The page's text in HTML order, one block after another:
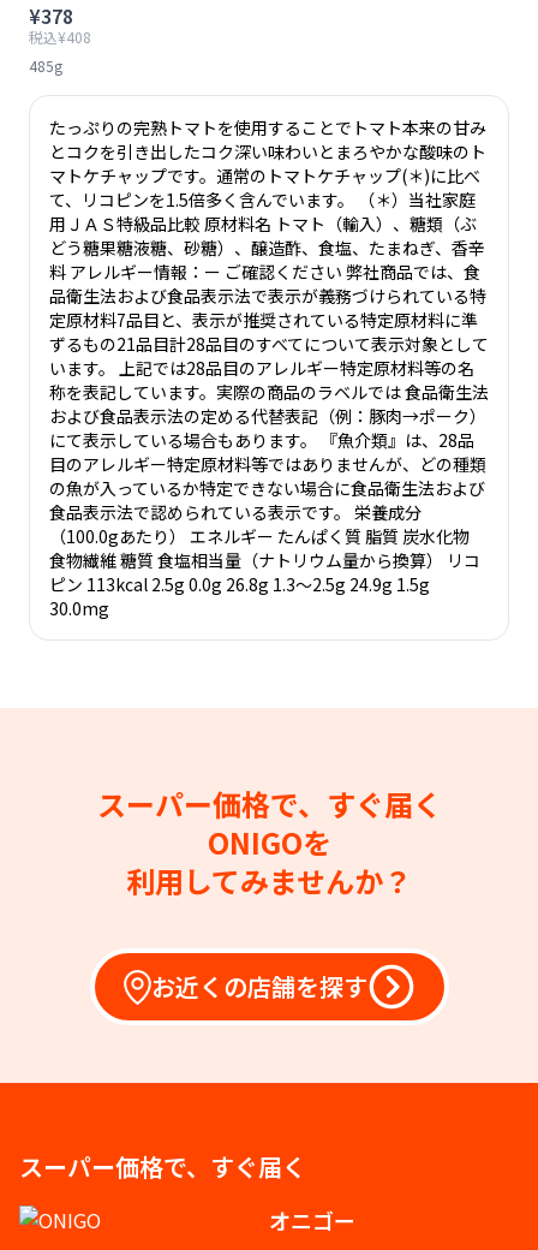
¥378
税込¥408
485g
たっぷりの完熟トマトを使用することでトマト本来の甘み
とコクを引き出したコク深い味わいとまろやかな酸味のト
マトケチャップです。通常のトマトケチャップ(＊)に比べ
て、リコピンを1.5倍多く含んでいます。 （＊）当社家庭
用ＪＡＳ特級品比較 原材料名 トマト（輸入）、糖類（ぶ
どう糖果糖液糖、砂糖）、醸造酢、食塩、たまねぎ、香辛
料 アレルギー情報：ー ご確認ください 弊社商品では、食
品衛生法および食品表示法で表示が義務づけられている特
定原材料7品目と、表示が推奨されている特定原材料に準
ずるもの21品目計28品目のすべてについて表示対象として
います。 上記では28品目のアレルギー特定原材料等の名
称を表記しています。実際の商品のラベルでは 食品衛生法
および食品表示法の定める代替表記（例：豚肉→ポーク）
にて表示している場合もあります。 『魚介類』は、28品
目のアレルギー特定原材料等ではありませんが、どの種類
の魚が入っているか特定できない場合に食品衛生法および
食品表示法で認められている表示です。 栄養成分
（100.0gあたり） エネルギー たんぱく質 脂質 炭水化物
食物繊維 糖質 食塩相当量（ナトリウム量から換算） リコ
ピン 113kcal 2.5g 0.0g 26.8g 1.3～2.5g 24.9g 1.5g
30.0mg
スーパー価格で、すぐ届く
ONIGOを
利用してみませんか？
お近くの店舗を探す
スーパー価格で、すぐ届く
オニゴー